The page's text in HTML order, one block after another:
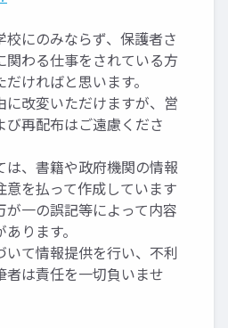
にのみならず、保護者さ
関わる仕事をされている方
ければと思います。
に改変いただけますが、営
再配布はご遠慮くださ
は、書籍や政府機関の情報
意を払って作成しています
一の誤記等によって内容
ります。
いて情報提供を行い、不利
者は責任を一切負いませ